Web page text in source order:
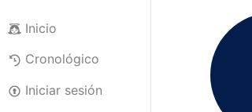
Inicio
Cronológico
Iniciar sesión